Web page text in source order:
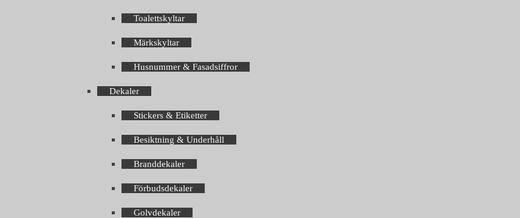
Toalettskyltar
Märkskyltar
Husnummer & Fasadsiffror
Dekaler
Stickers & Etiketter
Besiktning & Underhåll
Branddekaler
Förbudsdekaler
Golvdekaler